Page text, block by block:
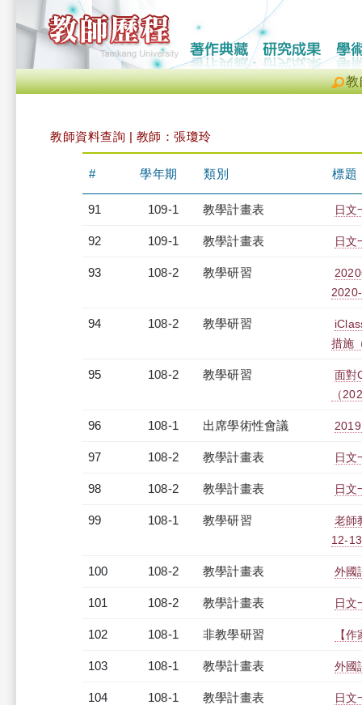
教
教師資料查詢 | 教師：張瓊玲
# 學年期 類別 標題
91 109-1 教學計畫表 日文
92 109-1 教學計畫表 日文
93 108-2 教學研習
94 108-2 教學研習
措施
95 108-2 教學研習
面對
（
96 108-1 出席學術性會議
97 108-2 教學計畫表 日文
98 108-2 教學計畫表 日文
99 108-1 教學研習
老師
12-
100 108-2 教學計畫表 外國
101 108-2 教學計畫表 日文
102 108-1 非教學研習 【
103 108-1 教學計畫表 外國
104 108-1 教學計畫表 日文